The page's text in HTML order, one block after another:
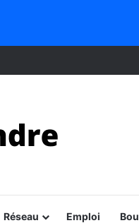
Réseau Emploi